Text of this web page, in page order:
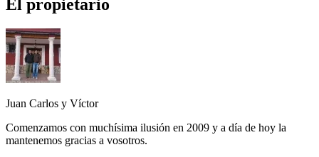
El propietario
Juan Carlos y Víctor
Comenzamos con muchísima ilusión en 2009 y a día de hoy la
mantenemos gracias a vosotros.